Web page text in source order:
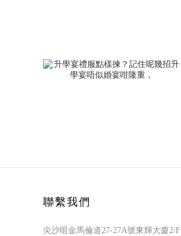
聯繫我們
尖沙咀金馬倫道27-27A號東輝大廈2/F